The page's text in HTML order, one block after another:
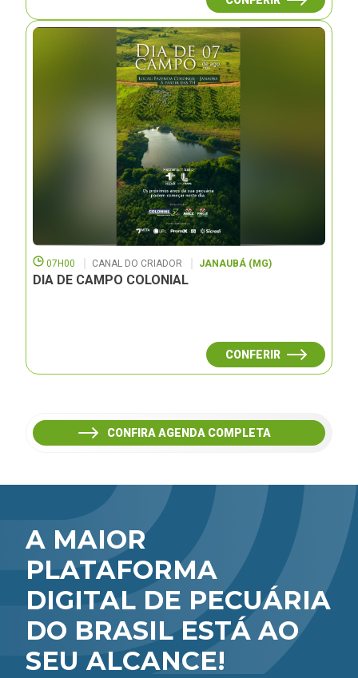
07H00 CANAL DO CRIADOR JANAUBÁ (MG)
DIA DE CAMPO COLONIAL
CONFERIR
CONFIRA AGENDA COMPLETA
A MAIOR
PLATAFORMA
DIGITAL DE PECUÁRIA
DO BRASIL ESTÁ AO
SEU ALCANCE!